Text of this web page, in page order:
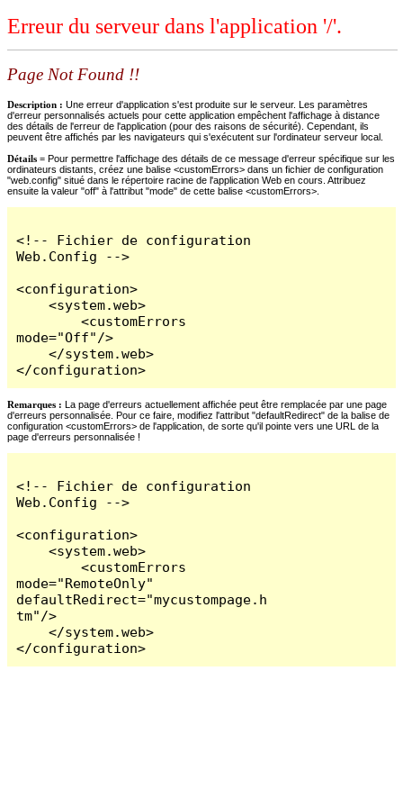
Erreur du serveur dans l'application '/'.
Page Not Found !!
Description : Une erreur d'application s'est produite sur le serveur. Les paramètres
d'erreur personnalisés actuels pour cette application empêchent l'affichage à distance
des détails de l'erreur de l'application (pour des raisons de sécurité). Cependant, ils
peuvent être affichés par les navigateurs qui s'exécutent sur l'ordinateur serveur local.
Détails = Pour permettre l'affichage des détails de ce message d'erreur spécifique sur les
ordinateurs distants, créez une balise <customErrors> dans un fichier de configuration
"web.config" situé dans le répertoire racine de l'application Web en cours. Attribuez
ensuite la valeur "off" à l'attribut "mode" de cette balise <customErrors>.
<!-- Fichier de configuration
Web.Config -->
<configuration>
    <system.web>
        <customErrors
mode="Off"/>
    </system.web>
</configuration>
Remarques : La page d'erreurs actuellement affichée peut être remplacée par une page
d'erreurs personnalisée. Pour ce faire, modifiez l'attribut "defaultRedirect" de la balise de
configuration <customErrors> de l'application, de sorte qu'il pointe vers une URL de la
page d'erreurs personnalisée !
<!-- Fichier de configuration
Web.Config -->
<configuration>
    <system.web>
        <customErrors
mode="RemoteOnly"
defaultRedirect="mycustompage.h
tm"/>
    </system.web>
</configuration>